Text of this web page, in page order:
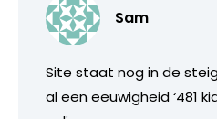
Sam
Site staat nog in de
al een eeuwigheid ‘481